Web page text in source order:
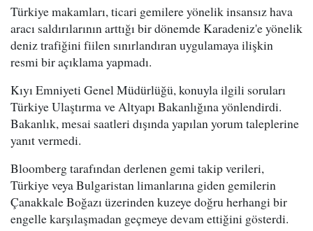
Türkiye makamları, ticari gemilere yönelik insansız hava
aracı saldırılarının arttığı bir dönemde Karadeniz'e yönelik
deniz trafiğini fiilen sınırlandıran uygulamaya ilişkin
resmi bir açıklama yapmadı.
Kıyı Emniyeti Genel Müdürlüğü, konuyla ilgili soruları
Türkiye Ulaştırma ve Altyapı Bakanlığına yönlendirdi.
Bakanlık, mesai saatleri dışında yapılan yorum taleplerine
yanıt vermedi.
Bloomberg tarafından derlenen gemi takip verileri,
Türkiye veya Bulgaristan limanlarına giden gemilerin
Çanakkale Boğazı üzerinden kuzeye doğru herhangi bir
engelle karşılaşmadan geçmeye devam ettiğini gösterdi.